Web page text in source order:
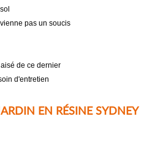
pas un soucis
de ce dernier
d'entretien
EN RÉSINE SYDNEY